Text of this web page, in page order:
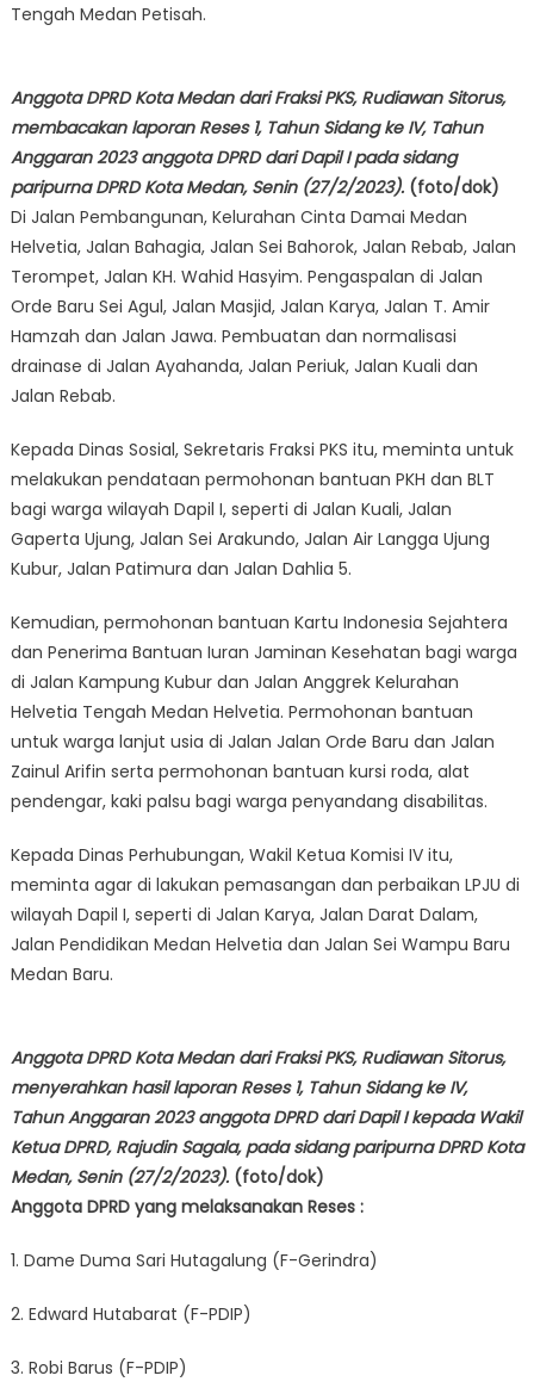
Tengah Medan Petisah.
Anggota DPRD Kota Medan dari Fraksi PKS, Rudiawan Sitorus,
membacakan laporan Reses 1, Tahun Sidang ke IV, Tahun
Anggaran 2023 anggota DPRD dari Dapil I pada sidang
paripurna DPRD Kota Medan, Senin (27/2/2023). (foto/dok)
Di Jalan Pembangunan, Kelurahan Cinta Damai Medan
Helvetia, Jalan Bahagia, Jalan Sei Bahorok, Jalan Rebab, Jalan
Terompet, Jalan KH. Wahid Hasyim. Pengaspalan di Jalan
Orde Baru Sei Agul, Jalan Masjid, Jalan Karya, Jalan T. Amir
Hamzah dan Jalan Jawa. Pembuatan dan normalisasi
drainase di Jalan Ayahanda, Jalan Periuk, Jalan Kuali dan
Jalan Rebab.
Kepada Dinas Sosial, Sekretaris Fraksi PKS itu, meminta untuk
melakukan pendataan permohonan bantuan PKH dan BLT
bagi warga wilayah Dapil I, seperti di Jalan Kuali, Jalan
Gaperta Ujung, Jalan Sei Arakundo, Jalan Air Langga Ujung
Kubur, Jalan Patimura dan Jalan Dahlia 5.
Kemudian, permohonan bantuan Kartu Indonesia Sejahtera
dan Penerima Bantuan Iuran Jaminan Kesehatan bagi warga
di Jalan Kampung Kubur dan Jalan Anggrek Kelurahan
Helvetia Tengah Medan Helvetia. Permohonan bantuan
untuk warga lanjut usia di Jalan Jalan Orde Baru dan Jalan
Zainul Arifin serta permohonan bantuan kursi roda, alat
pendengar, kaki palsu bagi warga penyandang disabilitas.
Kepada Dinas Perhubungan, Wakil Ketua Komisi IV itu,
meminta agar di lakukan pemasangan dan perbaikan LPJU di
wilayah Dapil I, seperti di Jalan Karya, Jalan Darat Dalam,
Jalan Pendidikan Medan Helvetia dan Jalan Sei Wampu Baru
Medan Baru.
Anggota DPRD Kota Medan dari Fraksi PKS, Rudiawan Sitorus,
menyerahkan hasil laporan Reses 1, Tahun Sidang ke IV,
Tahun Anggaran 2023 anggota DPRD dari Dapil I kepada Wakil
Ketua DPRD, Rajudin Sagala, pada sidang paripurna DPRD Kota
Medan, Senin (27/2/2023). (foto/dok)
Anggota DPRD yang melaksanakan Reses :
1. Dame Duma Sari Hutagalung (F-Gerindra)
2. Edward Hutabarat (F-PDIP)
3. Robi Barus (F-PDIP)